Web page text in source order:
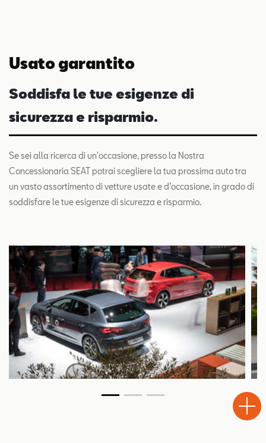
Usato garantito
Soddisfa le tue esigenze di
sicurezza e risparmio.
Se sei alla ricerca di un'occasione, presso la Nostra
Concessionaria SEAT potrai scegliere la tua prossima auto tra
un vasto assortimento di vetture usate e d’occasione, in grado di
soddisfare le tue esigenze di sicurezza e risparmio.
Drive
Chiama